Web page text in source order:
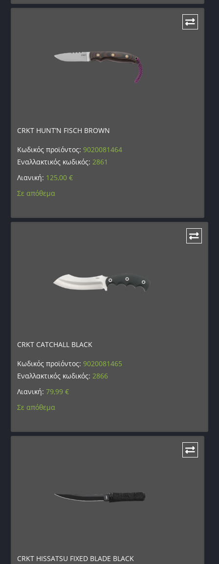
CRKT HUNT’N FISCH BROWN
Κωδικός προϊόντος:9020081464
Εναλλακτικός κωδικός:2861
Λιανική: 125,00€
Σε απόθεμα
CRKT CATCHALL BLACK
Κωδικός προϊόντος:9020081465
Εναλλακτικός κωδικός:2866
Λιανική:79,99€
Σε απόθεμα
CRKT HISSATSU FIXED BLADE BLACK